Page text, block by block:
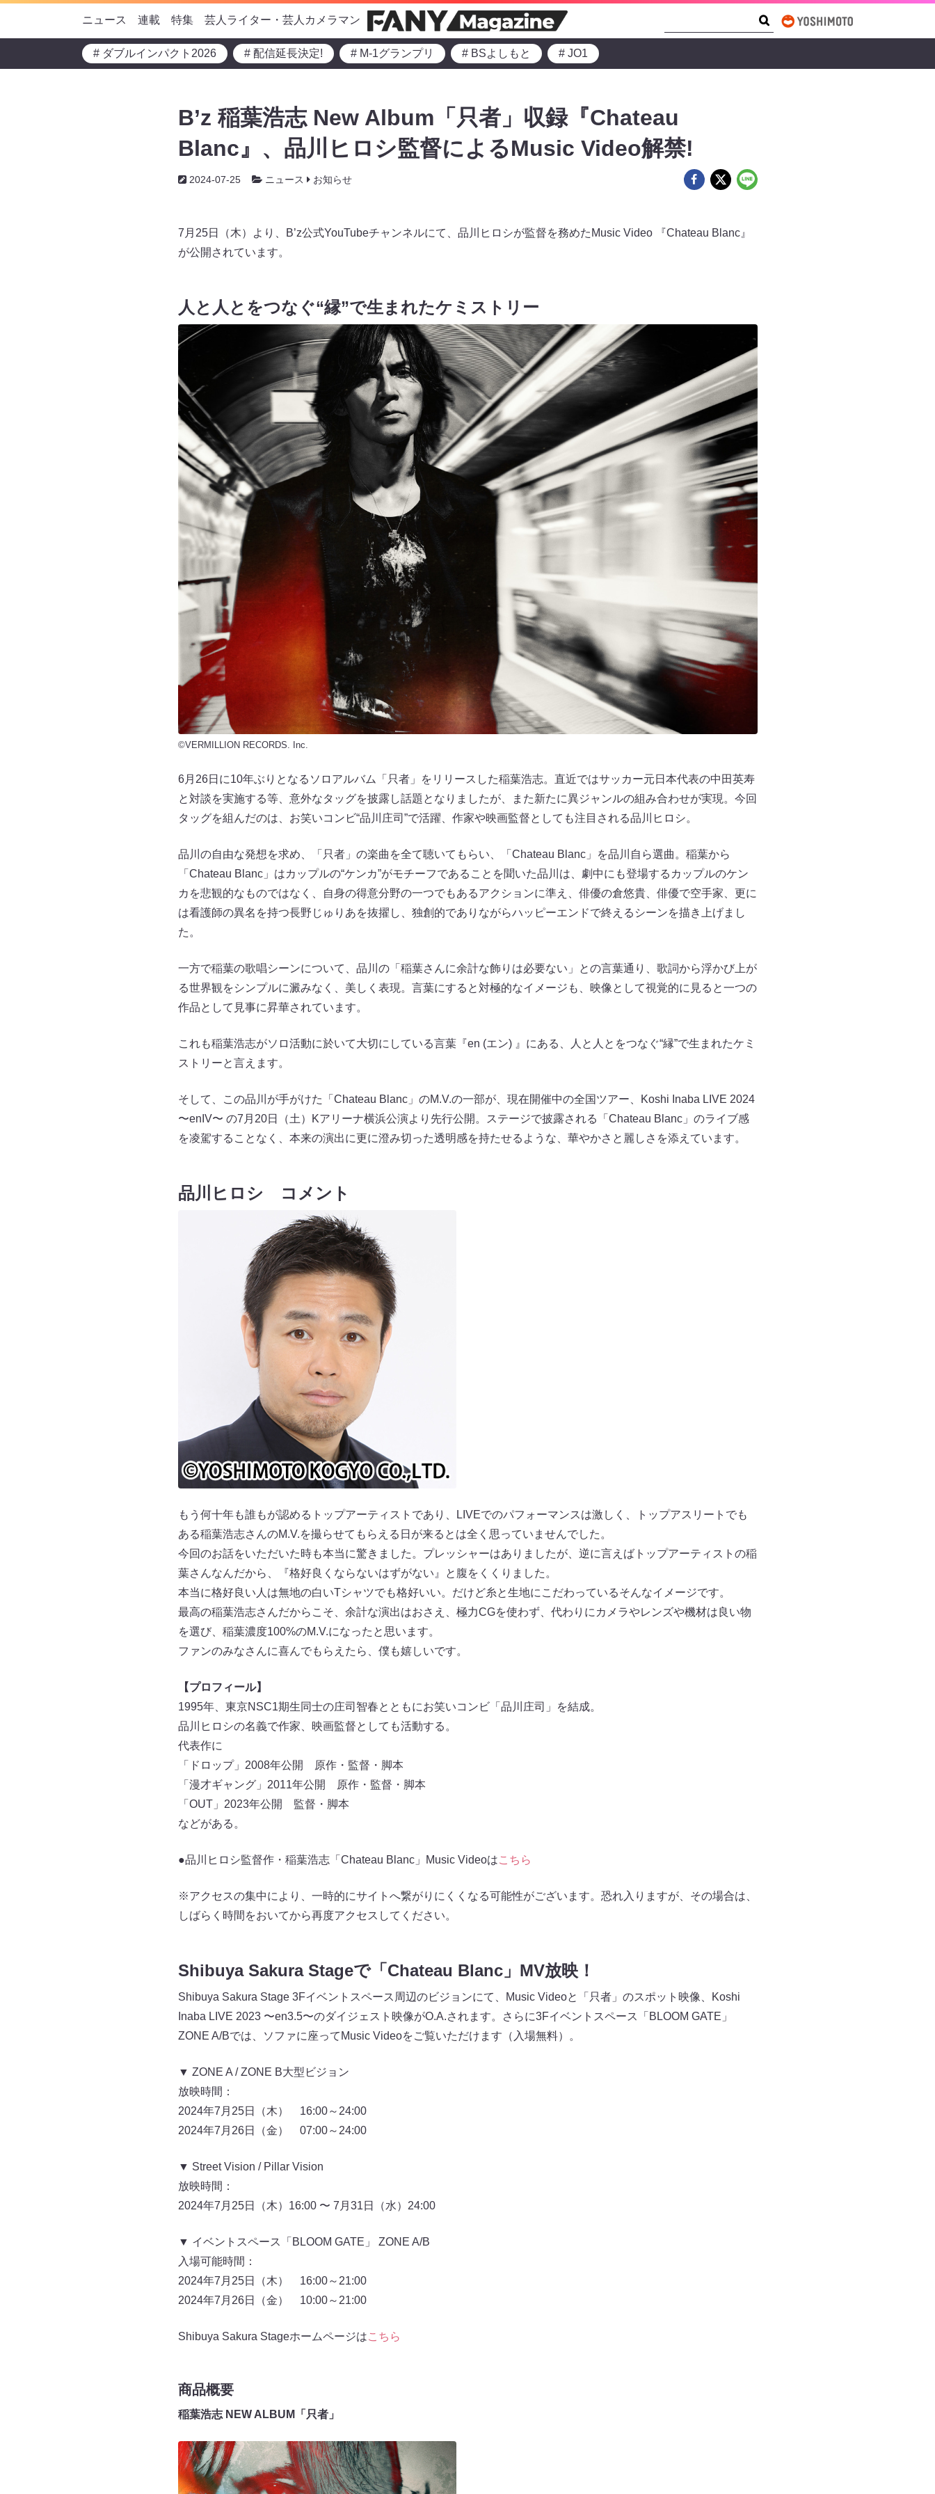
ニュース 連載 特集 芸人ライター・芸人カメラマン
# ダブルインパクト2026 # 配信延長決定! # M-1グランプリ # BSよしもと # JO1
B’z 稲葉浩志 New Album「只者」収録『Chateau
Blanc』、品川ヒロシ監督によるMusic Video解禁!
2024-07-25 ニュース お知らせ
7月25日（木）より、B’z公式YouTubeチャンネルにて、品川ヒロシが監督を務めたMusic Video 『Chateau Blanc』
が公開されています。
人と人とをつなぐ“縁”で生まれたケミストリー
©VERMILLION RECORDS. Inc.
6月26日に10年ぶりとなるソロアルバム「只者」をリリースした稲葉浩志。直近ではサッカー元日本代表の中田英寿
と対談を実施する等、意外なタッグを披露し話題となりましたが、また新たに異ジャンルの組み合わせが実現。今回
タッグを組んだのは、お笑いコンビ“品川庄司”で活躍、作家や映画監督としても注目される品川ヒロシ。
品川の自由な発想を求め、「只者」の楽曲を全て聴いてもらい、「Chateau Blanc」を品川自ら選曲。稲葉から
「Chateau Blanc」はカップルの“ケンカ”がモチーフであることを聞いた品川は、劇中にも登場するカップルのケン
カを悲観的なものではなく、自身の得意分野の一つでもあるアクションに準え、俳優の倉悠貴、俳優で空手家、更に
は看護師の異名を持つ長野じゅりあを抜擢し、独創的でありながらハッピーエンドで終えるシーンを描き上げまし
た。
一方で稲葉の歌唱シーンについて、品川の「稲葉さんに余計な飾りは必要ない」との言葉通り、歌詞から浮かび上が
る世界観をシンプルに澱みなく、美しく表現。言葉にすると対極的なイメージも、映像として視覚的に見ると一つの
作品として見事に昇華されています。
これも稲葉浩志がソロ活動に於いて大切にしている言葉『en (エン) 』にある、人と人とをつなぐ“縁”で生まれたケミ
ストリーと言えます。
そして、この品川が手がけた「Chateau Blanc」のM.V.の一部が、現在開催中の全国ツアー、Koshi Inaba LIVE 2024
〜enIV〜 の7月20日（土）Kアリーナ横浜公演より先行公開。ステージで披露される「Chateau Blanc」のライブ感
を凌駕することなく、本来の演出に更に澄み切った透明感を持たせるような、華やかさと麗しさを添えています。
品川ヒロシ コメント
もう何十年も誰もが認めるトップアーティストであり、LIVEでのパフォーマンスは激しく、トップアスリートでも
ある稲葉浩志さんのM.V.を撮らせてもらえる日が来るとは全く思っていませんでした。
今回のお話をいただいた時も本当に驚きました。プレッシャーはありましたが、逆に言えばトップアーティストの稲
葉さんなんだから、『格好良くならないはずがない』と腹をくくりました。
本当に格好良い人は無地の白いTシャツでも格好いい。だけど糸と生地にこだわっているそんなイメージです。
最高の稲葉浩志さんだからこそ、余計な演出はおさえ、極力CGを使わず、代わりにカメラやレンズや機材は良い物
を選び、稲葉濃度100%のM.V.になったと思います。
ファンのみなさんに喜んでもらえたら、僕も嬉しいです。
【プロフィール】
1995年、東京NSC1期生同士の庄司智春とともにお笑いコンビ「品川庄司」を結成。
品川ヒロシの名義で作家、映画監督としても活動する。
代表作に
「ドロップ」2008年公開 原作・監督・脚本
「漫才ギャング」2011年公開 原作・監督・脚本
「OUT」2023年公開 監督・脚本
などがある。
●品川ヒロシ監督作・稲葉浩志「Chateau Blanc」Music Videoはこちら
※アクセスの集中により、一時的にサイトへ繋がりにくくなる可能性がございます。恐れ入りますが、その場合は、
しばらく時間をおいてから再度アクセスしてください。
Shibuya Sakura Stageで「Chateau Blanc」MV放映！
Shibuya Sakura Stage 3Fイベントスペース周辺のビジョンにて、Music Videoと「只者」のスポット映像、Koshi
Inaba LIVE 2023 〜en3.5〜のダイジェスト映像がO.A.されます。さらに3Fイベントスペース「BLOOM GATE」
ZONE A/Bでは、ソファに座ってMusic Videoをご覧いただけます（入場無料）。
▼ ZONE A / ZONE B大型ビジョン
放映時間：
2024年7月25日（木） 16:00～24:00
2024年7月26日（金） 07:00～24:00
▼ Street Vision / Pillar Vision
放映時間：
2024年7月25日（木）16:00 〜 7月31日（水）24:00
▼ イベントスペース「BLOOM GATE」 ZONE A/B
入場可能時間：
2024年7月25日（木） 16:00～21:00
2024年7月26日（金） 10:00～21:00
Shibuya Sakura Stageホームページはこちら
商品概要
稲葉浩志 NEW ALBUM「只者」